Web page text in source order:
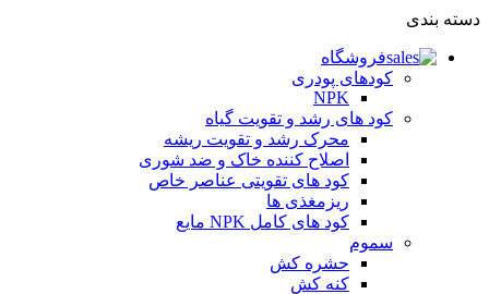
دسته بندی
فروشگاه
کودهای پودری
NPK
کود های رشد و تقویت گیاه
محرک رشد و تقویت ریشه
اصلاح کننده خاک و ضد شوری
کود های تقویتی عناصر خاص
ریزمغذی ها
کود های کامل NPK مایع
سموم
حشره کش
کنه کش